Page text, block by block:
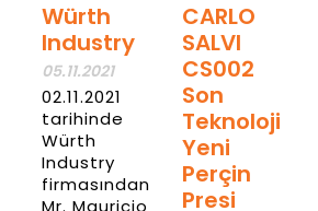
Würth
Industry
05.11.2021
02.11.2021
tarihinde
Würth
Industry
firmasından
Mr. Mauricio
CARLO
SALVI
CS002
Son
Teknoloji
Yeni
Perçin
Presi